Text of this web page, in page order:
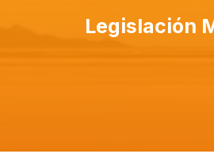
Legislación